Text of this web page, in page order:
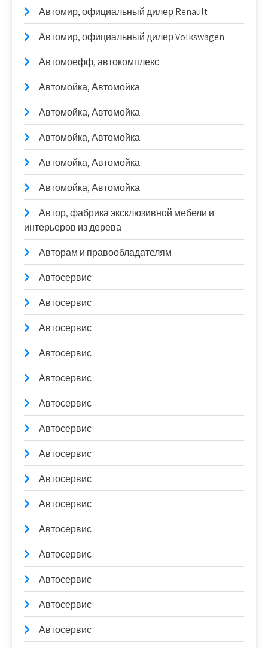
Автомир, официальный дилер Renault
Автомир, официальный дилер Volkswagen
Автомоефф, автокомплекс
Автомойка, Автомойка
Автомойка, Автомойка
Автомойка, Автомойка
Автомойка, Автомойка
Автомойка, Автомойка
Автор, фабрика эксклюзивной мебели и
интерьеров из дерева
Авторам и правообладателям
Автосервис
Автосервис
Автосервис
Автосервис
Автосервис
Автосервис
Автосервис
Автосервис
Автосервис
Автосервис
Автосервис
Автосервис
Автосервис
Автосервис
Автосервис